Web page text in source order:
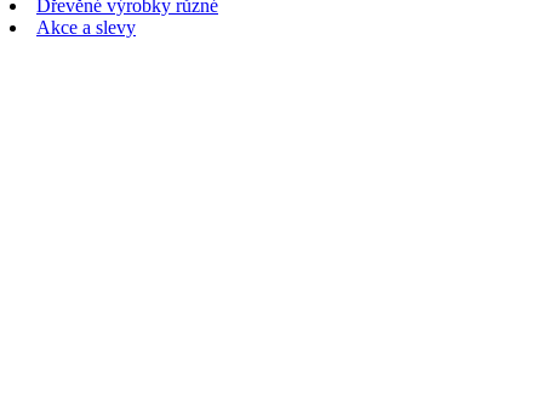
Dřevěné výrobky různé
Akce a slevy